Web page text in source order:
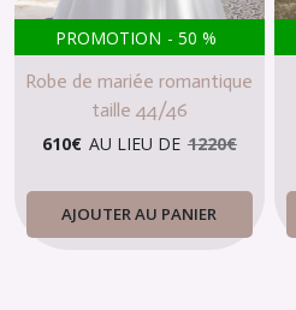
PROMOTION - 50 %
Robe de mariée romantique
taille 44/46
610€ AU LIEU DE 1220€
AJOUTER AU PANIER